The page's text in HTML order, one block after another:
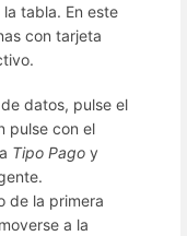
tabla. En este
con tarjeta
datos, pulse el
pulse con el
Tipo Pago y
de la primera
a la